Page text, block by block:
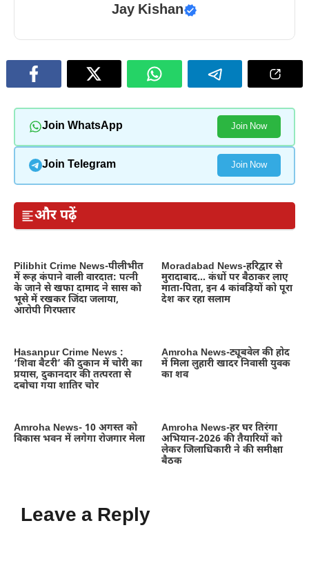
Jay Kishan
Join WhatsApp Join Now
Join Telegram Join Now
और पढ़ें
Pilibhit Crime News-पीलीभीत
में रूह कंपाने वाली वारदात: पत्नी
के जाने से खफा दामाद ने सास को
भूसे में रखकर जिंदा जलाया,
आरोपी गिरफ्तार
Moradabad News-हरिद्वार से
मुरादाबाद… कंधों पर बैठाकर लाए
माता-पिता, इन 4 कांवड़ियों को पूरा
देश कर रहा सलाम
Hasanpur Crime News :
‘शिवा बैटरी’ की दुकान में चोरी का
प्रयास, दुकानदार की तत्परता से
दबोचा गया शातिर चोर
Amroha News-ट्यूबवेल की होद
में मिला लुहारी खादर निवासी युवक
का शव
Amroha News- 10 अगस्त को
विकास भवन में लगेगा रोजगार मेला
Amroha News-हर घर तिरंगा
अभियान-2026 की तैयारियों को
लेकर जिलाधिकारी ने की समीक्षा
बैठक
Leave a Reply